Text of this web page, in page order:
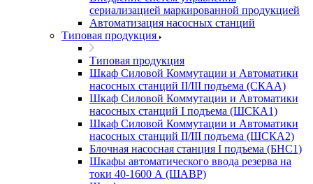
сериализацией маркированной продукцией
Автоматизация насосных станций
Типовая продукция
Типовая продукция
Шкаф Силовой Коммутации и Автоматики
насосных станций II/III подъема (СКАА)
Шкаф Силовой Коммутации и Автоматики
насосных станций I подъема (ШСКА1)
Шкаф Силовой Коммутации и Автоматики
насосных станций II/III подъема (ШСКА2)
Блочная насосная станция I подъема (БНС1)
Шкафы автоматического ввода резерва на
токи 40-1600 А (ШАВР)